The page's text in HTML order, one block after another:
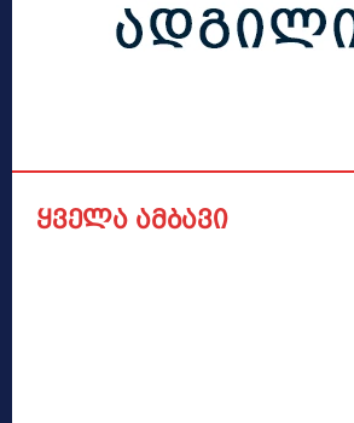
ყველა ამბავი